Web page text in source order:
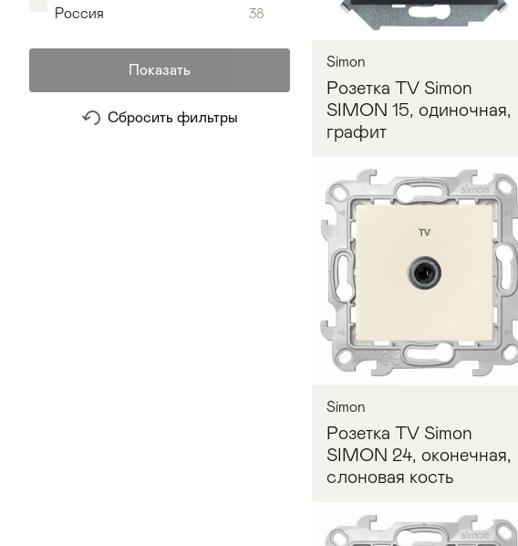
Хранение >
Комоды и тумбы
Мебель для ванных комнат
Россия 38
Показать
Сбросить фильтры
Запросить цену
Simon
Розетка TV Simon
SIMON 15, одиночная,
графит
Simon
Розетка TV Simon
SIMON 24, оконечная,
слоновая кость